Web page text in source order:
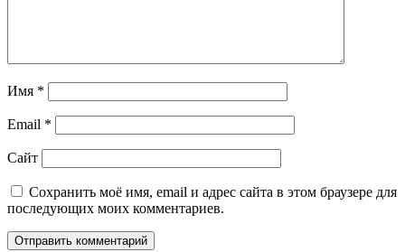
Имя *
Email *
Сайт
Сохранить моё имя, email и адрес сайта в этом браузере для
последующих моих комментариев.